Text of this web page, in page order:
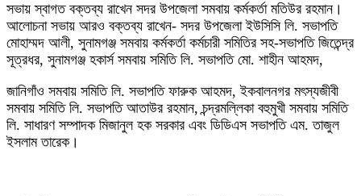
‎সভায় স্বাগত বক্তব্য রাখেন সদর উপজেলা সমবায় কর্মকর্তা মতিউর রহমান।
আলোচনা সভায় আরও বক্তব্য রাখেন- সদর উপজেলা ইউসিসি লি. সভাপতি
মোহাম্মদ আলী, সুনামগঞ্জ সমবায় কর্মকর্তা কর্মচারী সমিতির সহ-সভাপতি জিতেন্দ্র
সূত্রধর, সুনামগঞ্জ হকার্স সমবায় সমিতি লি. সভাপতি মো. শাহীন আহমদ,
‎জানিগাঁও সমবায় সমিতি লি. সভাপতি ফারুক আহমদ, ইকবালনগর মৎস্যজীবী
সমবায় সমিতি লি. সভাপতি আতাউর রহমান, চন্দ্রমল্লিকা বহুমুখী সমবায় সমিতি
লি. সাধারণ সম্পাদক মিজানুল হক সরকার এবং ডিডিএস সভাপতি এম. তাজুল
ইসলাম তারেক।